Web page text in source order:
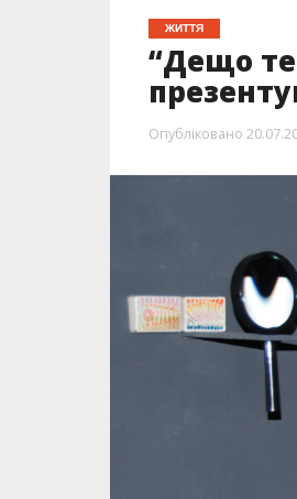
ЖИТТЯ
“Дещо
Опубліковано